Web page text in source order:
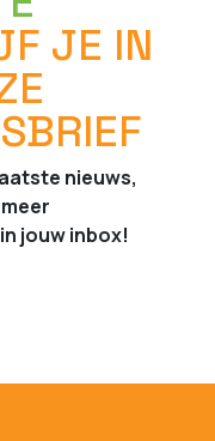
JE IN
nieuws,
jouw inbox!